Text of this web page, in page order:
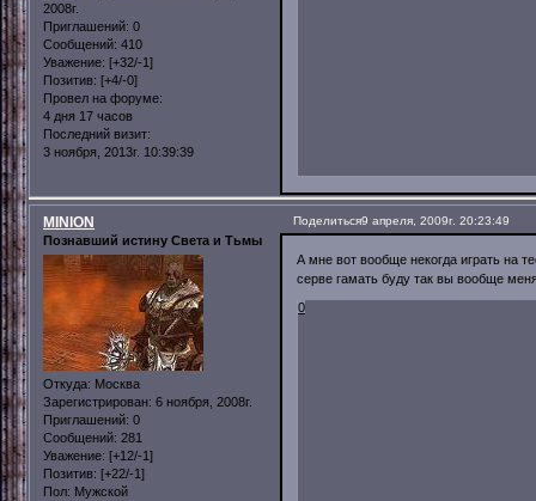
2008г.
Приглашений: 0
Сообщений: 410
Уважение: [+32/-1]
Позитив: [+4/-0]
Провел на форуме:
4 дня 17 часов
Последний визит:
3 ноября, 2013г. 10:39:39
Поделиться9 апреля, 2009г. 20:23:49
MINION
Познавший истину Света и Тьмы
Откуда: Москва
Зарегистрирован: 6 ноября, 2008г.
Приглашений: 0
Сообщений: 281
Уважение: [+12/-1]
Позитив: [+22/-1]
Пол: Мужской
А мне вот вообще некогда играть на
серве гамать буду так вы вообще
0